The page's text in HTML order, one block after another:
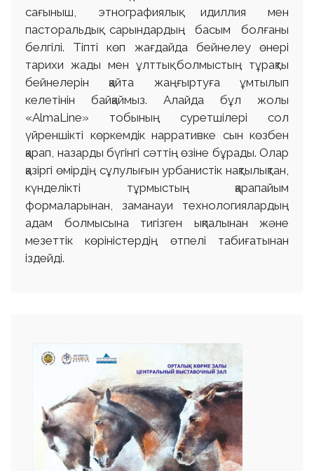
сағыныш, этнографиялық идиллия мен
пасторальдық сарындардың басым болғаны
белгілі. Тіпті көп жағдайда бейнелеу өнері
тарихи жады мен ұлттық болмыстың тұрақты
бейнелерін қайта жаңғыртуға ұмтылып
келетінін байқаймыз. Алайда бұл жолы
«AlmaLine» тобының суретшілері сол
үйреншікті көркемдік нарративке сын көзбен
қарап, назарды бүгінгі сәттің өзіне бұрады. Олар
қазіргі өмірдің сұлулығын урбанистік нақтылықтан,
күнделікті тұрмыстың қарапайым
формаларынан, заманауи технологиялардың
адам болмысына тигізген ықпалынан және
мезеттік көріністердің өтпелі табиғатынан
іздейді.